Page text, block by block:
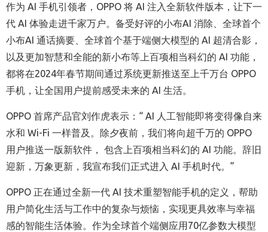
作为 AI 手机引领者，OPPO 将 AI 注入全新软件版本，让下一
代 AI 体验走进千家万户。备受好评的小布AI 消除、全球首个
小布AI 通话摘要、全球首个基于端侧大模型的 AI 超清合影，
以及更加智慧和全能的新小布等上百项相当科幻的 AI 功能，
都将在2024年春节期间通过系统更新推送至上千万台 OPPO
手机，让全国用户提前感受未来的 AI 生活。
OPPO 首席产品官刘作虎表示：“ AI 人工智能即将变得像自来
水和 Wi-Fi 一样普及。除夕夜前，我们将向超千万的 OPPO
用户推送一版新软件， 包含上百项相当科幻的 AI 功能。辞旧
迎新，万象更新，我宣布我们正式进入 AI 手机时代。”
OPPO 正在通过全新一代 AI 技术重塑智能手机的定义，帮助
用户简化生活与工作中的复杂与烦恼，实现更具效率与幸福
感的智能生活体验。作为全球首个端侧应用70亿参数大模型